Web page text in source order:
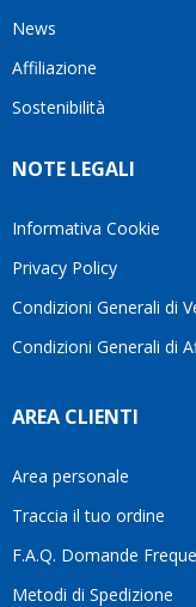
News
Affiliazione
Sostenibilità
NOTE LEGALI
Informativa Cookie
Privacy Policy
Condizioni Generali di
Condizioni Generali di
AREA CLIENTI
Area personale
Traccia il tuo ordine
F.A.Q. Domande
Metodi di Spedizione